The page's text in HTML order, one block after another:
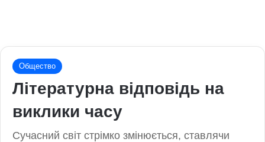
Общество
Літературна відповідь на
виклики часу
Сучасний світ стрімко змінюється, ставлячи